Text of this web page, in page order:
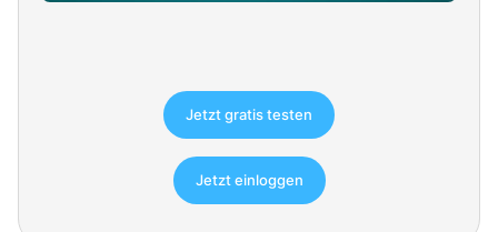
Jetzt gratis testen
Jetzt einloggen